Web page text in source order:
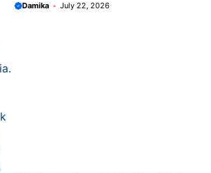
Damika July 22, 2026